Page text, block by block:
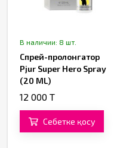
В наличии: 8 шт.
Спрей-пролонгатор
Pjur Super Hero Spray
(20 ML)
12 000 T
Себетке қосу